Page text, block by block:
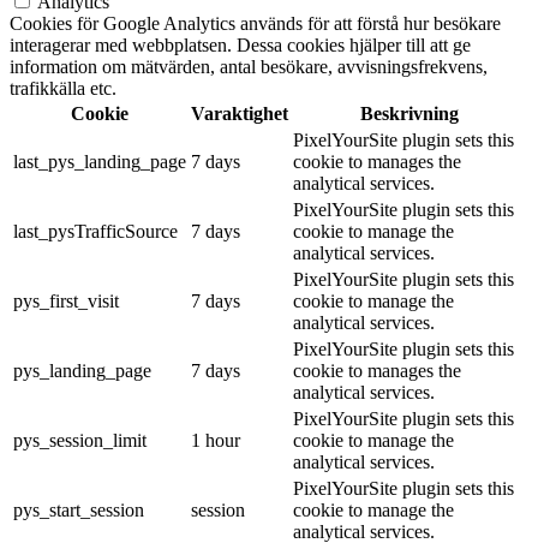
Cookies för Google Analytics används för att förstå hur besökare
interagerar med webbplatsen. Dessa cookies hjälper till att ge
information om mätvärden, antal besökare, avvisningsfrekvens,
trafikkälla etc.
Cookie
Varaktighet Beskrivning
last_pys_landing_page 7 days
PixelYourSite plugin sets this
cookie to manages the
analytical services.
last_pysTrafficSource 7 days
PixelYourSite plugin sets this
cookie to manage the
analytical services.
pys_first_visit 7 days
PixelYourSite plugin sets this
cookie to manage the
analytical services.
pys_landing_page 7 days
PixelYourSite plugin sets this
cookie to manages the
analytical services.
pys_session_limit 1 hour
PixelYourSite plugin sets this
cookie to manage the
analytical services.
pys_start_session session
PixelYourSite plugin sets this
cookie to manage the
analytical services.